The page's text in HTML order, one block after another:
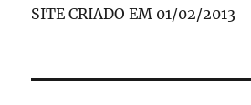
SITE CRIADO EM 01/02/2013